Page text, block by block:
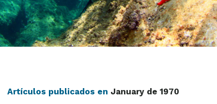
Artículos publicados en January de 1970